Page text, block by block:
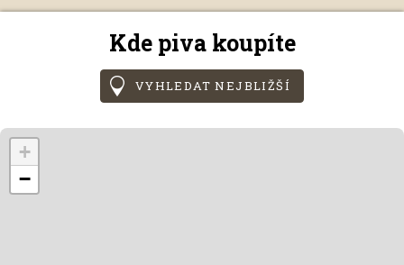
Kde piva koupíte
VYHLEDAT NEJBLIŽŠÍ
+
−